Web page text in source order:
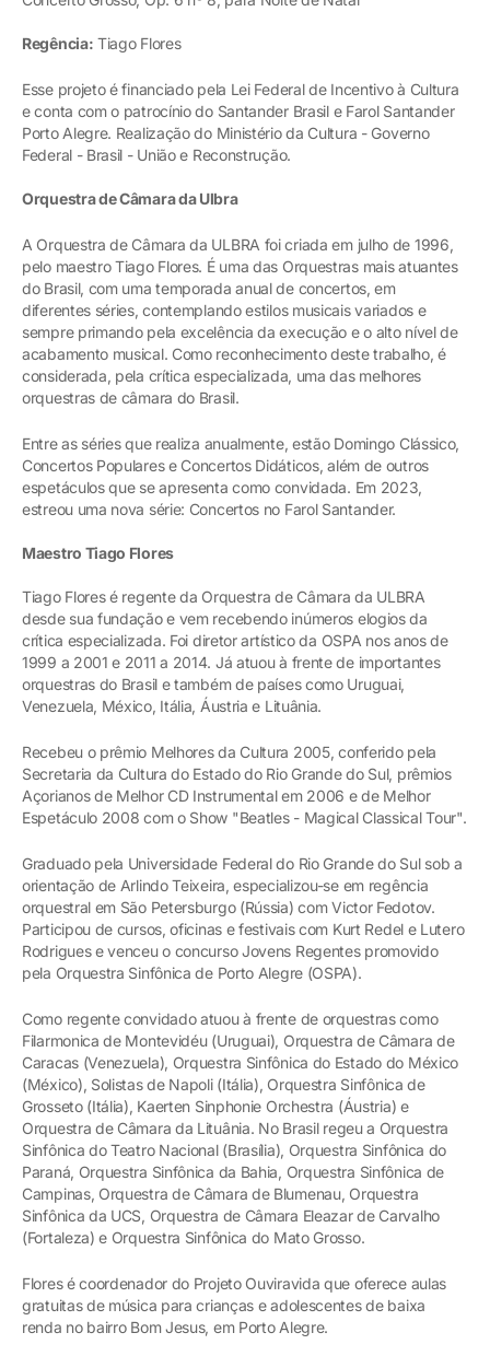
Regência: Tiago Flores
Esse projeto é financiado pela Lei Federal de Incentivo à Cultura
e conta com o patrocínio do Santander Brasil e Farol Santander
Porto Alegre. Realização do Ministério da Cultura - Governo
Federal - Brasil - União e Reconstrução.
Orquestra de Câmara da Ulbra
A Orquestra de Câmara da ULBRA foi criada em julho de 1996,
pelo maestro Tiago Flores. É uma das Orquestras mais atuantes
do Brasil, com uma temporada anual de concertos, em
diferentes séries, contemplando estilos musicais variados e
sempre primando pela excelência da execução e o alto nível de
acabamento musical. Como reconhecimento deste trabalho, é
considerada, pela crítica especializada, uma das melhores
orquestras de câmara do Brasil.
Entre as séries que realiza anualmente, estão Domingo Clássico,
Concertos Populares e Concertos Didáticos, além de outros
espetáculos que se apresenta como convidada. Em 2023,
estreou uma nova série: Concertos no Farol Santander.
Maestro Tiago Flores
Tiago Flores é regente da Orquestra de Câmara da ULBRA
desde sua fundação e vem recebendo inúmeros elogios da
crítica especializada. Foi diretor artístico da OSPA nos anos de
1999 a 2001 e 2011 a 2014. Já atuou à frente de importantes
orquestras do Brasil e também de países como Uruguai,
Venezuela, México, Itália, Áustria e Lituânia.
Recebeu o prêmio Melhores da Cultura 2005, conferido pela
Secretaria da Cultura do Estado do Rio Grande do Sul, prêmios
Açorianos de Melhor CD Instrumental em 2006 e de Melhor
Espetáculo 2008 com o Show "Beatles - Magical Classical Tour".
Graduado pela Universidade Federal do Rio Grande do Sul sob a
orientação de Arlindo Teixeira, especializou-se em regência
orquestral em São Petersburgo (Rússia) com Victor Fedotov.
Participou de cursos, oficinas e festivais com Kurt Redel e Lutero
Rodrigues e venceu o concurso Jovens Regentes promovido
pela Orquestra Sinfônica de Porto Alegre (OSPA).
Como regente convidado atuou à frente de orquestras como
Filarmonica de Montevidéu (Uruguai), Orquestra de Câmara de
Caracas (Venezuela), Orquestra Sinfônica do Estado do México
(México), Solistas de Napoli (Itália), Orquestra Sinfônica de
Grosseto (Itália), Kaerten Sinphonie Orchestra (Áustria) e
Orquestra de Câmara da Lituânia. No Brasil regeu a Orquestra
Sinfônica do Teatro Nacional (Brasília), Orquestra Sinfônica do
Paraná, Orquestra Sinfônica da Bahia, Orquestra Sinfônica de
Campinas, Orquestra de Câmara de Blumenau, Orquestra
Sinfônica da UCS, Orquestra de Câmara Eleazar de Carvalho
(Fortaleza) e Orquestra Sinfônica do Mato Grosso.
Flores é coordenador do Projeto Ouviravida que oferece aulas
gratuitas de música para crianças e adolescentes de baixa
renda no bairro Bom Jesus, em Porto Alegre.